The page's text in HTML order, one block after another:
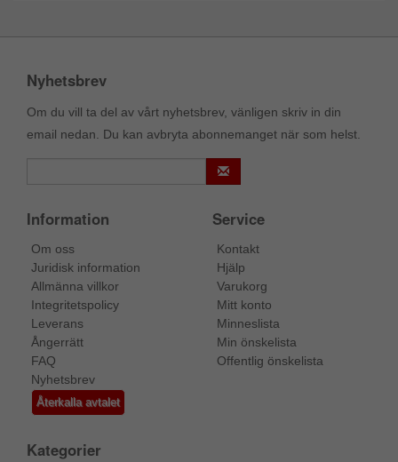
Nyhetsbrev
Om du vill ta del av vårt nyhetsbrev, vänligen skriv in din
email nedan. Du kan avbryta abonnemanget när som helst.
Information
Om oss
Juridisk information
Allmänna villkor
Integritetspolicy
Leverans
Ångerrätt
FAQ
Nyhetsbrev
Återkalla avtalet
Service
Kontakt
Hjälp
Varukorg
Mitt konto
Minneslista
Min önskelista
Offentlig önskelista
Kategorier